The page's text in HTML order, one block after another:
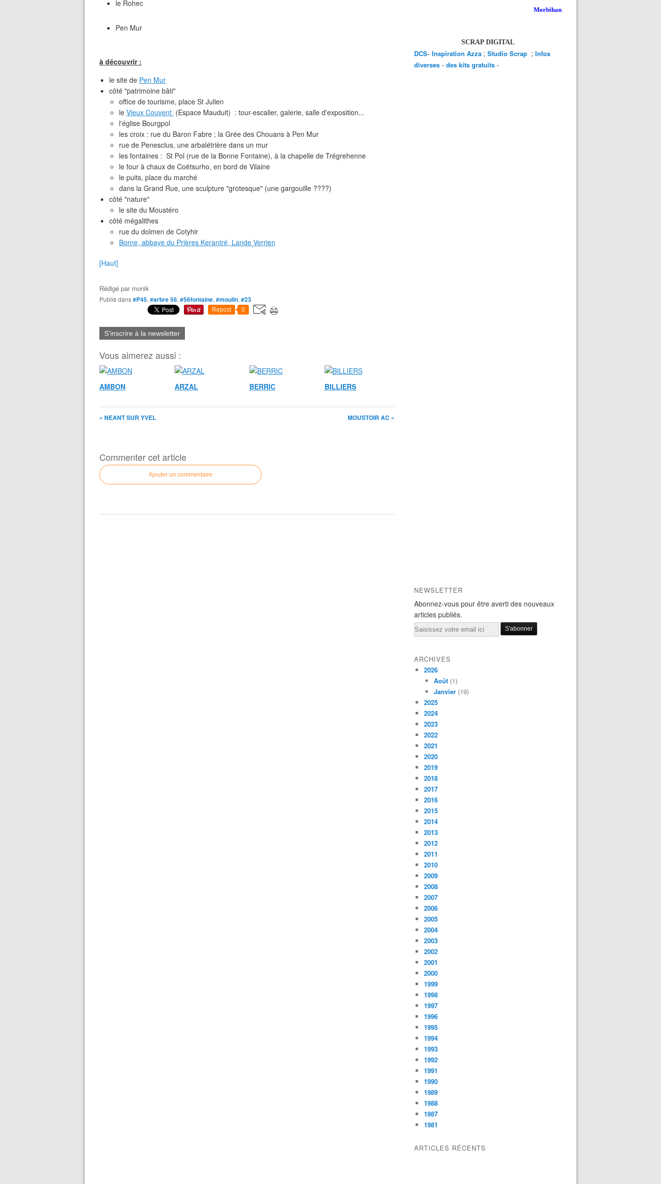
le Rohec
Pen Mur
à découvrir :
le site de Pen Mur
côté "patrimoine bâti"
office de tourisme, place St Julien
le Vieux Couvent (Espace Mauduit) : tour-escalier, galerie, salle d'exposition...
l'église Bourgpol
les croix : rue du Baron Fabre ; la Grée des Chouans à Pen Mur
rue de Penesclus, une arbalétrière dans un mur
les fontaines : St Pol (rue de la Bonne Fontaine), à la chapelle de Trégrehenne
le four à chaux de Coëtsurho, en bord de Vilaine
le puits, place du marché
dans la Grand Rue, une sculpture "grotesque" (une gargouille ????)
côté "nature"
le site du Moustéro
côté mégalithes
rue du dolmen de Cotyhir
Borne, abbaye du Prières Kerantré, Lande Verrien
[Haut]
Rédigé par monik
Publié dans#P45, #arbre 56, #56fontaine, #moulin, #23
Repost 0
S'inscrire à la newsletter
Vous aimerez aussi :
AMBON ARZAL BERRIC BILLIERS
« NEANT SUR YVEL MOUSTOIR AC »
Commenter cet article
Ajouter un commentaire
Morbihan
SCRAP DIGITAL
DCS- Inspiration Azza ; Studio Scrap ; Infos
diverses - des kits gratuits -
NEWSLETTER
Abonnez-vous pour être averti des nouveaux
articles publiés.
Email
ARCHIVES
2026
Août (1)
Janvier (19)
2025
2024
2023
2022
2021
2020
2019
2018
2017
2016
2015
2014
2013
2012
2011
2010
2009
2008
2007
2006
2005
2004
2003
2002
2001
2000
1999
1998
1997
1996
1995
1994
1993
1992
1991
1990
1989
1988
1987
1981
ARTICLES RÉCENTS